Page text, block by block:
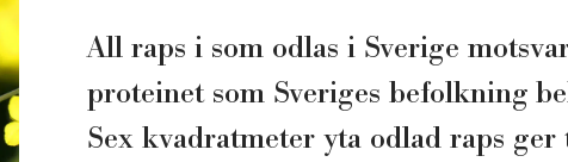
All raps i som odlas i Sverige
proteinet som Sveriges befolkning
Sex kvadratmeter yta odlad raps